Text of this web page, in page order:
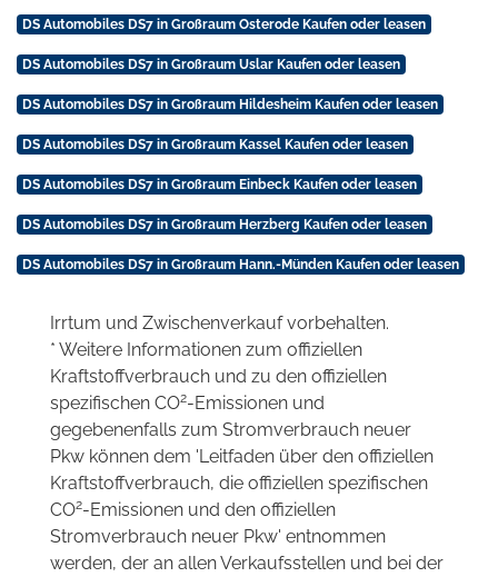
DS Automobiles DS7 in Großraum Osterode Kaufen oder leasen
DS Automobiles DS7 in Großraum Uslar Kaufen oder leasen
DS Automobiles DS7 in Großraum Hildesheim Kaufen oder leasen
DS Automobiles DS7 in Großraum Kassel Kaufen oder leasen
DS Automobiles DS7 in Großraum Einbeck Kaufen oder leasen
DS Automobiles DS7 in Großraum Herzberg Kaufen oder leasen
DS Automobiles DS7 in Großraum Hann.-Münden Kaufen oder leasen
Irrtum und Zwischenverkauf vorbehalten.
* Weitere Informationen zum offiziellen
Kraftstoffverbrauch und zu den offiziellen
spezifischen CO2-Emissionen und
gegebenenfalls zum Stromverbrauch neuer
Pkw können dem 'Leitfaden über den offiziellen
Kraftstoffverbrauch, die offiziellen spezifischen
CO2-Emissionen und den offiziellen
Stromverbrauch neuer Pkw' entnommen
werden, der an allen Verkaufsstellen und bei der